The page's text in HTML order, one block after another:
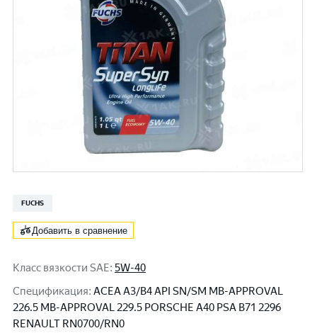
FUCHS
Добавить в сравнение
Класс вязкости SAE: 5W-40
Спецификация: ACEA A3/B4 API SN/SM MB-APPROVAL
226.5 MB-APPROVAL 229.5 PORSCHE A40 PSA B71 2296
RENAULT RN0700/RN0